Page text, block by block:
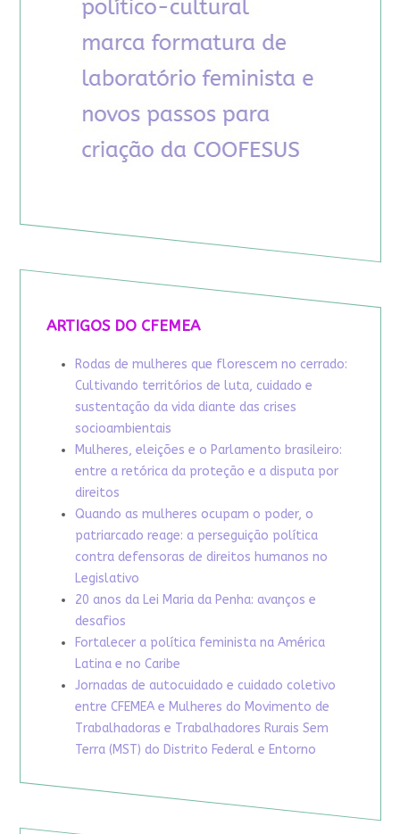
ARTIGOS DO CFEMEA
Rodas de mulheres que florescem no cerrado:
Cultivando territórios de luta, cuidado e
sustentação da vida diante das crises
socioambientais
Mulheres, eleições e o Parlamento brasileiro:
entre a retórica da proteção e a disputa por
direitos
Quando as mulheres ocupam o poder, o
patriarcado reage: a perseguição política
contra defensoras de direitos humanos no
Legislativo
20 anos da Lei Maria da Penha: avanços e
desafios
Fortalecer a política feminista na América
Latina e no Caribe
Jornadas de autocuidado e cuidado coletivo
entre CFEMEA e Mulheres do Movimento de
Trabalhadoras e Trabalhadores Rurais Sem
Terra (MST) do Distrito Federal e Entorno